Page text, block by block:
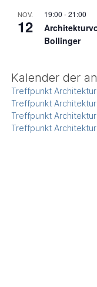
NOV.
12
19:00 -21:00
Bollinger
Kalender der
Treffpunkt
Treffpunkt
Treffpunkt
Treffpunkt